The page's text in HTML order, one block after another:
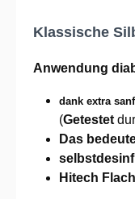
Klassische
Anwendung
dank extra
(Getestet
Das
Hitech